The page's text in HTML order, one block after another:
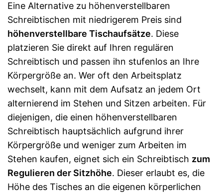
Eine Alternative zu höhenverstellbaren
Schreibtischen mit niedrigerem Preis sind
höhenverstellbare Tischaufsätze. Diese
platzieren Sie direkt auf Ihren regulären
Schreibtisch und passen ihn stufenlos an Ihre
Körpergröße an. Wer oft den Arbeitsplatz
wechselt, kann mit dem Aufsatz an jedem Ort
alternierend im Stehen und Sitzen arbeiten. Für
diejenigen, die einen höhenverstellbaren
Schreibtisch hauptsächlich aufgrund ihrer
Körpergröße und weniger zum Arbeiten im
Stehen kaufen, eignet sich ein Schreibtisch zum
Regulieren der Sitzhöhe. Dieser erlaubt es, die
Höhe des Tisches an die eigenen körperlichen